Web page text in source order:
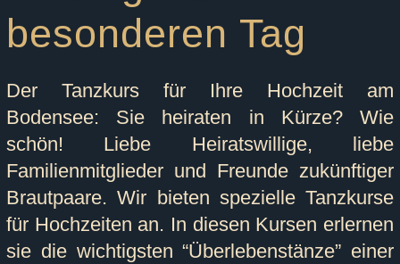
besonderen Tag
Der Tanzkurs für Ihre Hochzeit am
Bodensee: Sie heiraten in Kürze? Wie
schön! Liebe Heiratswillige, liebe
Familienmitglieder und Freunde zukünftiger
Brautpaare. Wir bieten spezielle Tanzkurse
für Hochzeiten an. In diesen Kursen erlernen
sie die wichtigsten “Überlebenstänze” einer